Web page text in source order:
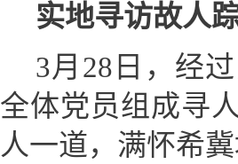
实地寻访故人
3月28日，经
全体党员组成寻
人一道，满怀希